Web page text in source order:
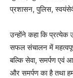
प्रशासन, पुलिस,
उन्होंने कहा कि प्रत्येक
सफल संचालन में
बल्कि सेवा, समर्पण एवं
और समर्पण का है तथा